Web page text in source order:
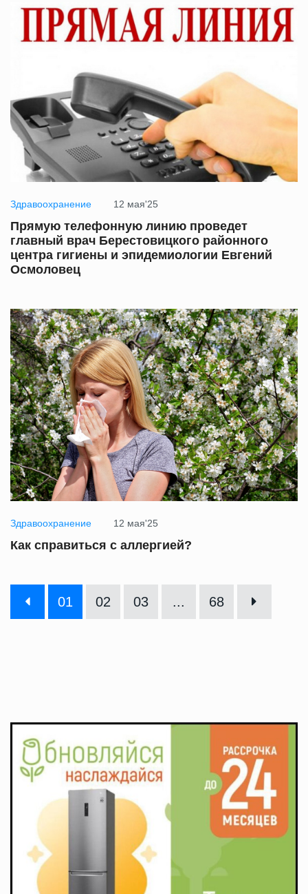
Здравоохранение 12 мая'25
Прямую телефонную линию проведет
главный врач Берестовицкого районного
центра гигиены и эпидемиологии Евгений
Осмоловец
Здравоохранение 12 мая'25
Как справиться с аллергией?
01 02 03 ... 68